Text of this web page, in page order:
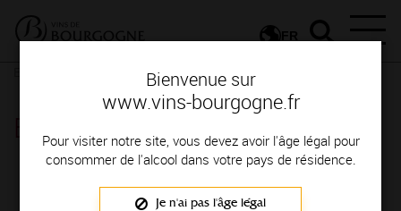
Bienvenue sur
www.vins-bourgogne.fr
Pour visiter notre site, vous devez avoir l'âge légal pour
consommer de l'alcool dans votre pays de résidence.
Je n'ai pas l'âge légal
FR
Informez-vous
Espace Professionnels
de Bourgogne !